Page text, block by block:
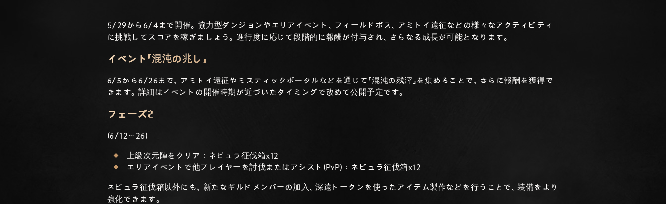
5/29から6/4まで開催。協力型ダンジョンやエリアイベント、フィールドボス、アミトイ遠征などの様々なアクティビティ
に挑戦してスコアを稼ぎましょう。進行度に応じて段階的に報酬が付与され、さらなる成長が可能となります。
イベント「混沌の兆し」
6/5から6/26まで、アミトイ遠征やミスティックポータルなどを通じて「混沌の残滓」を集めることで、さらに報酬を獲得で
きます。詳細はイベントの開催時期が近づいたタイミングで改めて公開予定です。
フェーズ2
(6/12～26)
上級次元陣をクリア：ネビュラ征伐箱x12
エリアイベントで他プレイヤーを討伐またはアシスト(PvP)：ネビュラ征伐箱x12
ネビュラ征伐箱以外にも、新たなギルドメンバーの加入、深遠トークンを使ったアイテム製作などを行うことで、装備をより
強化できます。